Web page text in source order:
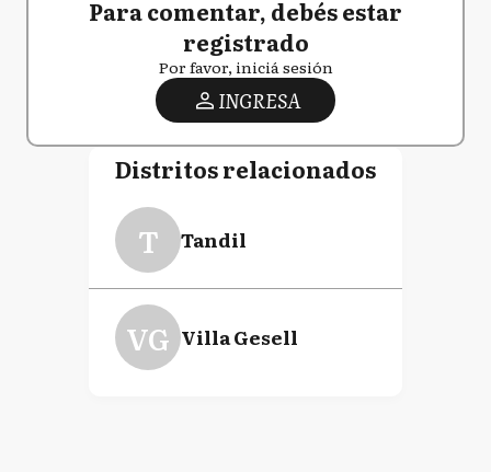
Para comentar, debés estar
registrado
Por favor, iniciá sesión
INGRESA
Distritos relacionados
T Tandil
VG Villa Gesell